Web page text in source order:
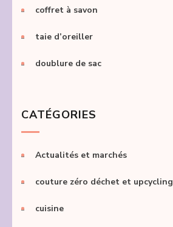
coffret à savon
taie d’oreiller
doublure de sac
CATÉGORIES
Actualités et marchés
couture zéro déchet et upcycling
cuisine